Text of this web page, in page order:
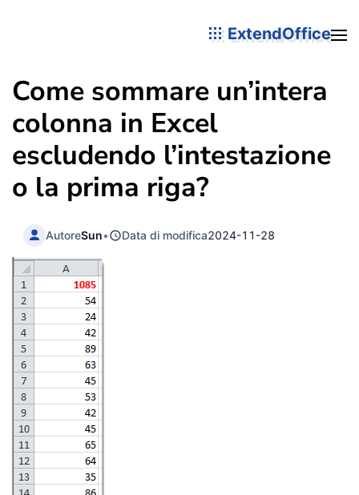
ExtendOffice
Come sommare un’intera
colonna in Excel
escludendo l’intestazione
o la prima riga?
AutoreSun• Data di modifica2024-11-28